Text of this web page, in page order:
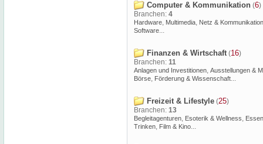
Computer & Kommunikation (6)
Branchen: 4
Hardware, Multimedia, Netz & Kommunikation
Software...
Finanzen & Wirtschaft(16)
Branchen: 11
Anlagen und Investitionen, Ausstellungen &
Börse, Förderung & Wissenschaft...
Freizeit & Lifestyle (25)
Branchen: 13
Begleitagenturen, Esoterik & Wellness,
Trinken, Film & Kino...